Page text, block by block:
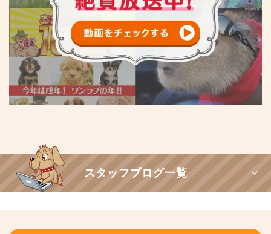
スタッフブログ一覧